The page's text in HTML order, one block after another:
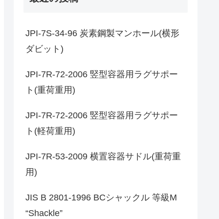
JPI-7S-34-96 炭素鋼製マンホール(横形
ダビット)
JPI-7R-72-2006 竪型容器用ラグサポー
ト(重荷重用)
JPI-7R-72-2006 竪型容器用ラグサポー
ト(軽荷重用)
JPI-7R-53-2009 横置容器サドル(重荷重
用)
JIS B 2801-1996 BCシャックル 等級M
“Shackle”